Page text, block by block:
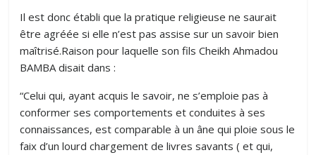
Il est donc établi que la pratique religieuse ne saurait
être agréée si elle n’est pas assise sur un savoir bien
maîtrisé.Raison pour laquelle son fils Cheikh Ahmadou
BAMBA disait dans :
“Celui qui, ayant acquis le savoir, ne s’emploie pas à
conformer ses comportements et conduites à ses
connaissances, est comparable à un âne qui ploie sous le
faix d’un lourd chargement de livres savants ( et qui,